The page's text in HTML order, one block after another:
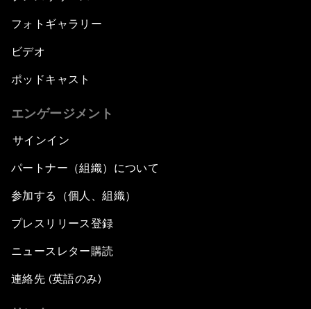
フォトギャラリー
ビデオ
ポッドキャスト
エンゲージメント
サインイン
パートナー（組織）について
参加する（個人、組織）
プレスリリース登録
ニュースレター購読
連絡先 (英語のみ)